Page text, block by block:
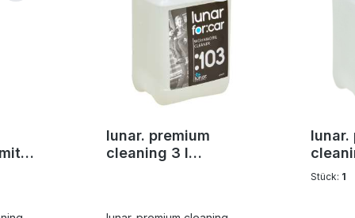
lunar. premium
cleaning 3 l
lunar.
Stück: 1